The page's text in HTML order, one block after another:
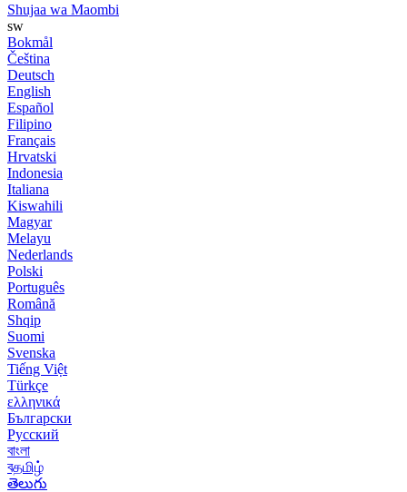
Shujaa wa Maombi
sw
Bokmål
Čeština
Deutsch
English
Español
Filipino
Français
Hrvatski
Indonesia
Italiana
Kiswahili
Magyar
Melayu
Nederlands
Polski
Português
Română
Shqip
Suomi
Svenska
Tiếng Việt
Türkçe
ελληνικά
Български
Русский
বাংলা
বதமிழ்
తెలుగు